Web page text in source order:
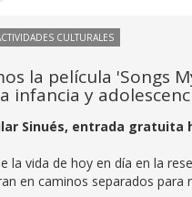
CULTURALES
la película 'Songs
infancia y
Sinués, entrada
la vida de hoy en día en la
en caminos separados para